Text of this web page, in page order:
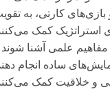
کارتی، به
استراتژیک کمک
علمی آشنا
ساده انجام
و خلاقیت کمک